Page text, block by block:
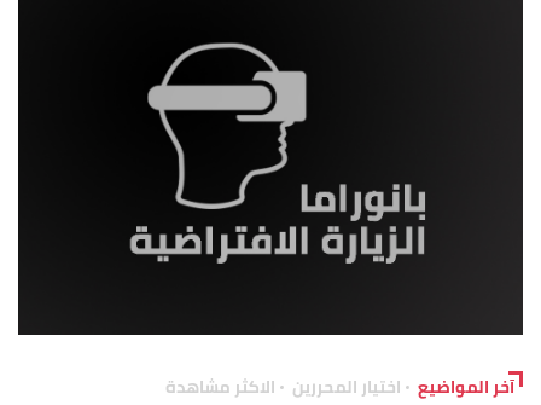
آخر المواضيع اختيار المحررين الاكثر مشاهدة